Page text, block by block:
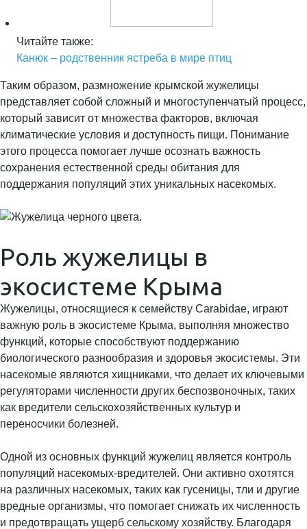
Читайте также:
Канюк – родственник ястреба в мире птиц
Таким образом, размножение крымской жужелицы
представляет собой сложный и многоступенчатый процесс,
который зависит от множества факторов, включая
климатические условия и доступность пищи. Понимание
этого процесса помогает лучше осознать важность
сохранения естественной среды обитания для
поддержания популяций этих уникальных насекомых.
Роль жужелицы в
экосистеме Крыма
Жужелицы, относящиеся к семейству Carabidae, играют
важную роль в экосистеме Крыма, выполняя множество
функций, которые способствуют поддержанию
биологического разнообразия и здоровья экосистемы. Эти
насекомые являются хищниками, что делает их ключевыми
регуляторами численности других беспозвоночных, таких
как вредители сельскохозяйственных культур и
переносчики болезней.
Одной из основных функций жужелиц является контроль
популяций насекомых-вредителей. Они активно охотятся
на различных насекомых, таких как гусеницы, тли и другие
вредные организмы, что помогает снижать их численность
и предотвращать ущерб сельскому хозяйству. Благодаря